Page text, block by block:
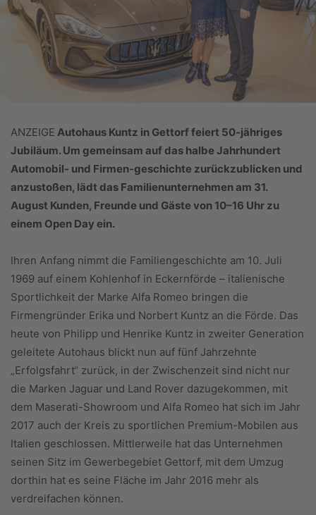
ANZEIGE Autohaus Kuntz in Gettorf feiert 50-jähriges
Jubiläum. Um gemeinsam auf das halbe Jahrhundert
Automobil- und Firmen-geschichte zurückzublicken und
anzustoßen, lädt das Familienunternehmen am 31.
August Kunden, Freunde und Gäste von 10–16 Uhr zu
einem Open Day ein.
Ihren Anfang nimmt die Familiengeschichte am 10. Juli
1969 auf einem Kohlenhof in Eckernförde – italienische
Sportlichkeit der Marke Alfa Romeo bringen die
Firmengründer Erika und Norbert Kuntz an die Förde. Das
heute von Philipp und Henrike Kuntz in zweiter Generation
geleitete Autohaus blickt nun auf fünf Jahrzehnte
„Erfolgsfahrt“ zurück, in der Zwischenzeit sind nicht nur
die Marken Jaguar und Land Rover dazugekommen, mit
dem Maserati-Showroom und Alfa Romeo hat sich im Jahr
2017 auch der Kreis zu sportlichen Premium-Mobilen aus
Italien geschlossen. Mittlerweile hat das Unternehmen
seinen Sitz im Gewerbegebiet Gettorf, mit dem Umzug
dorthin hat es seine Fläche im Jahr 2016 mehr als
verdreifachen können.